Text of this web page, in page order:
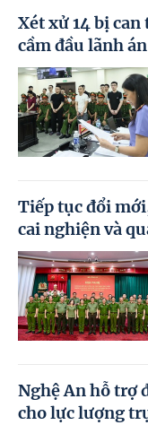
Xét xử 14 bị
cầm đầu lãnh
Tiếp tục đổi
cai nghiện và
Nghệ An hỗ trợ
cho lực lượng